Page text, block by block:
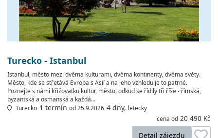
Turecko - Istanbul
Istanbul, město mezi dvěma kulturami, dvěma kontinenty, dvěma světy.
Město, kde se střetává Evropa s Asií a na jeho vzhledu je to patrné.
Poznejte s námi křižovatku kultur, město, odkud se řídily tři říše - římská,
byzantská a osmanská a každá…
Turecko 1 termín od 25.9.2026 4 dny, letecky
cena od 20 490 Kč
Detail zájezdu